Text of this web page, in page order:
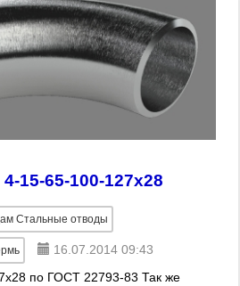
15-65-100-127х28
Стальные отводы
16.07.2014 09:43
по ГОСТ 22793-83 Так же